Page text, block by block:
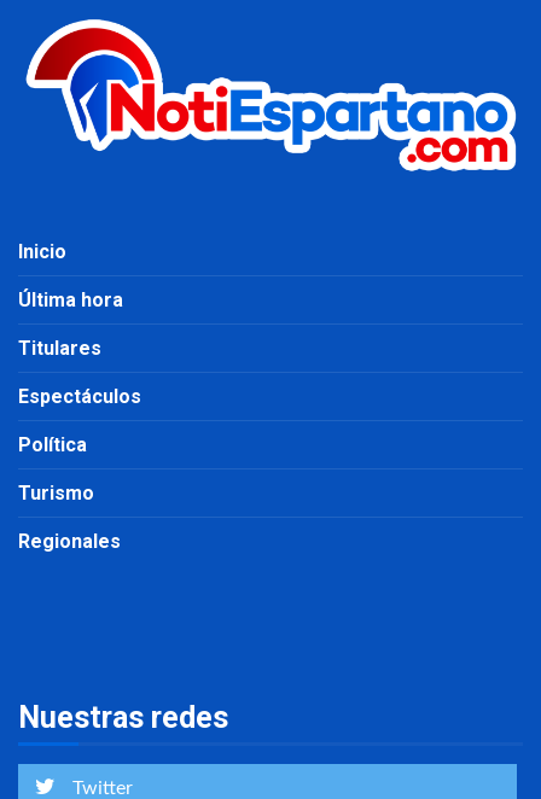
Inicio
Última hora
Titulares
Espectáculos
Política
Turismo
Regionales
Nuestras redes
Twitter